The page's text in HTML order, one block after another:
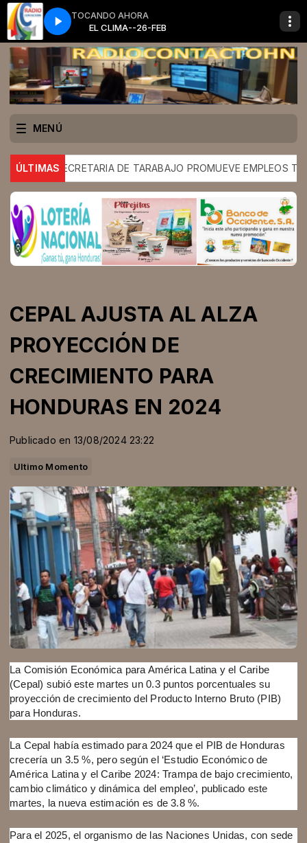
TOCANDO AHORA
EL CLIMA--26-FEB
MENÚ
ÚLTIMAS
SECRETARIA DE TARABAJO PROMUEVE EMPLEOS
CEPAL AJUSTA AL ALZA
PROYECCIÓN DE
CRECIMIENTO PARA
HONDURAS EN 2024
Publicado en 13/08/2024 23:22
Ultimo Momento
La Comisión Económica para América Latina y el Caribe
(Cepal) subió este martes un 0.3 puntos porcentuales su
proyección de crecimiento del Producto Interno Bruto (PIB)
para Honduras.
La Cepal había estimado para 2024 que el PIB de Honduras
crecería un 3.5 %, pero según el ‘Estudio Económico de
América Latina y el Caribe 2024: Trampa de bajo crecimiento,
cambio climático y dinámica del empleo’, publicado este
martes, la nueva estimación es de 3.8 %.
Para el 2025, el organismo de las Naciones Unidas, con sede